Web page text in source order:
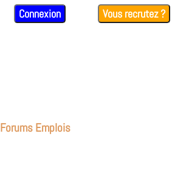
Connexion Vous recrutez ?
Forums Emplois